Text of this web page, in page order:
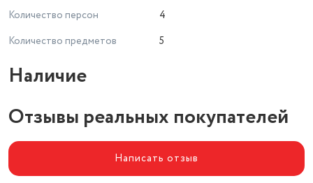
Количество персон
4
Количество предметов
5
Наличие
Отзывы реальных покупателей
Написать отзыв